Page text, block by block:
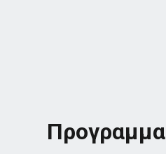
Προγραμμα